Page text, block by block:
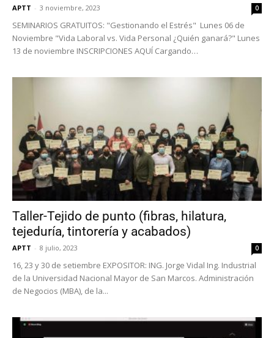
APTT - 3 noviembre, 2023 0
SEMINARIOS GRATUITOS: "Gestionando el Estrés" Lunes 06 de
Noviembre "Vida Laboral vs. Vida Personal ¿Quién ganará?" Lunes
13 de noviembre INSCRIPCIONES AQUÍ Cargando…
Taller-Tejido de punto (fibras, hilatura,
tejeduría, tintorería y acabados)
APTT - 8 julio, 2023 0
16, 23 y 30 de setiembre EXPOSITOR: ING. Jorge Vidal Ing. Industrial
de la Universidad Nacional Mayor de San Marcos. Administración
de Negocios (MBA), de la...